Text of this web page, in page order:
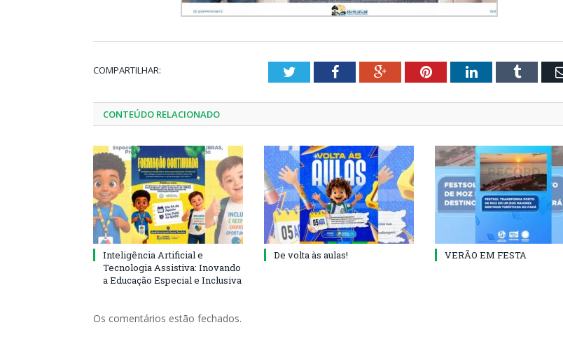
COMPARTILHAR: TwitterFacebookGoogle+PinterestLinkedInTumblr
CONTEÚDO RELACIONADO
Inteligência Artificial e
Tecnologia Assistiva: Inovando
a Educação Especial e Inclusiva
De volta às aulas! VERÃO EM FESTA
Os comentários estão fechados.